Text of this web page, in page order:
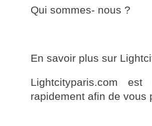
Qui sommes- nous ?
En savoir plus sur
Lightcityparis.com
rapidement afin de vous